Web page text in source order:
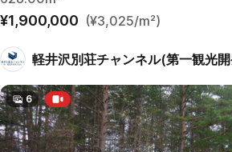
¥1,900,000 (¥3,025/m²)
軽井沢別荘チャンネル(第一観光
6